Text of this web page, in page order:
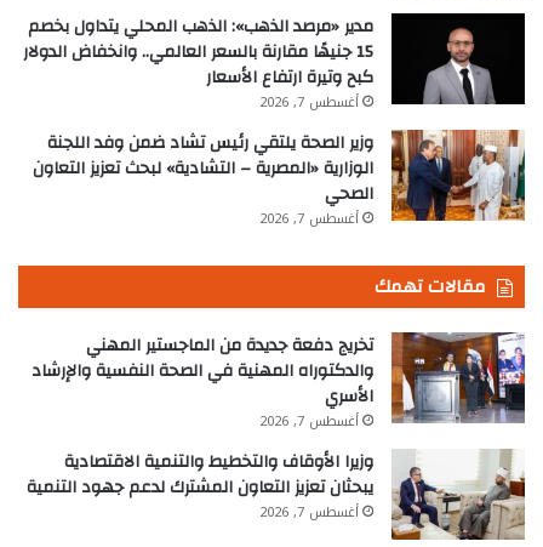
مدير «مرصد الذهب»: الذهب المحلي يتداول بخصم
15 جنيهًا مقارنة بالسعر العالمي.. وانخفاض الدولار
كبح وتيرة ارتفاع الأسعار
أغسطس 7, 2026
وزير الصحة يلتقي رئيس تشاد ضمن وفد اللجنة
الوزارية «المصرية – التشادية» لبحث تعزيز التعاون
الصحي
أغسطس 7, 2026
مقالات تهمك
تخريج دفعة جديدة من الماجستير المهني
والدكتوراه المهنية في الصحة النفسية والإرشاد
الأسري
أغسطس 7, 2026
وزيرا الأوقاف والتخطيط والتنمية الاقتصادية
يبحثان تعزيز التعاون المشترك لدعم جهود التنمية
أغسطس 7, 2026